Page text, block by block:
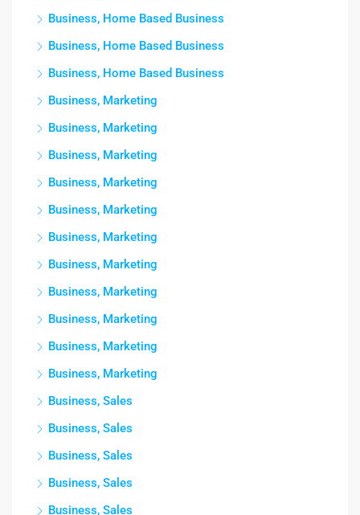
Business, Home Based Business
Business, Home Based Business
Business, Home Based Business
Business, Marketing
Business, Marketing
Business, Marketing
Business, Marketing
Business, Marketing
Business, Marketing
Business, Marketing
Business, Marketing
Business, Marketing
Business, Marketing
Business, Marketing
Business, Sales
Business, Sales
Business, Sales
Business, Sales
Business, Sales